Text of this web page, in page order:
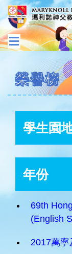
榮譽榜
學生園
年份
69th
(English
2017萬